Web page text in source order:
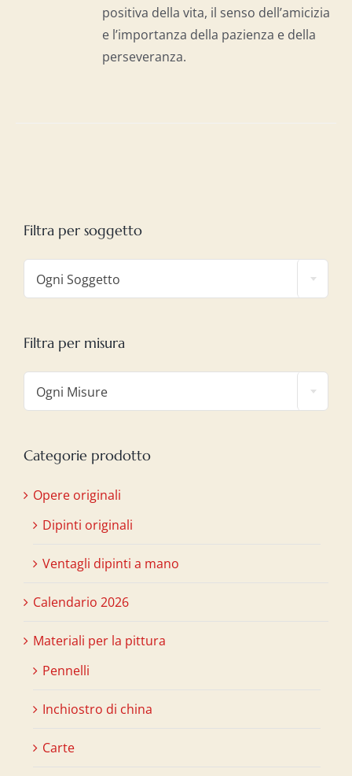
positiva della vita, il senso dell’amicizia
e l’importanza della pazienza e della
perseveranza.
Filtra per soggetto
Ogni Soggetto
Filtra per misura
Ogni Misure
Categorie prodotto
Opere originali
Dipinti originali
Ventagli dipinti a mano
Calendario 2026
Materiali per la pittura
Pennelli
Inchiostro di china
Carte